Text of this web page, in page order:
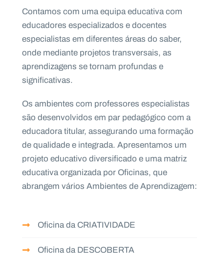
Contamos com uma equipa educativa com
educadores especializados e docentes
especialistas em diferentes áreas do saber,
onde mediante projetos transversais, as
aprendizagens se tornam profundas e
significativas.
Os ambientes com professores especialistas
são desenvolvidos em par pedagógico com a
educadora titular, assegurando uma formação
de qualidade e integrada. Apresentamos um
projeto educativo diversificado e uma matriz
educativa organizada por Oficinas, que
abrangem vários Ambientes de Aprendizagem:
Oficina da CRIATIVIDADE
Oficina da DESCOBERTA